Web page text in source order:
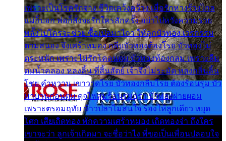
เพราะเป็นโรครักจาง ชีวิตเคว้งคว้าง เมื่อรักห่างร้างไกล
แม่ก็บอก พ่อก็สั่งจะรักใครสักครั้ง อย่าไปหวังความรวย
พลั้งไปใครจะช่วย ซื้อเปลมาไกว ให้ลูกบัวทอง เวรกรรม
ตามสนอง จึงเศร้าหมอง กลีบบัวทองต้องโรย บัวทองไม่
ตระหนัก เพราะไม่รักโคลนตม บัวทองท้องกลม เพราะลืม
ตมน้ำคลอง หลงลิ้น ที่สิ้นสัตย์ เจ้าจึงไม่ระมัด หลงกลิ่นลิ้น
โชย คำหวาน เขาวาดโรย บัวทองกลีบโรย ต้องร้อนรุม บัว
มาบานก่อนตูม ดุจไฟสุมร้อนรุมอุรา บัวทองผ่ายผอม
เพราะตรอมฤทัย ข้าวปลาไม่สนใจ ร้องไห้ลูกเดียว หยุด
โศก เสียเถิดทอง พักความเศร้าหมอง เถิดทองจ๋า ถึงใคร
เขาจะว่า ลูกเจ้าเกิดมา จะชื่อว่าไง พี่ขอเป็นเพื่อนปลอบใจ